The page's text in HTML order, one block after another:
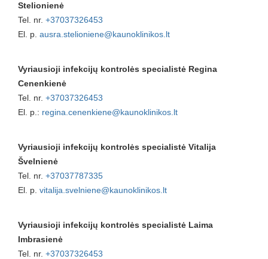
Stelionienė
Tel. nr. +37037326453
El. p. ausra.stelioniene@kaunoklinikos.lt
Vyriausioji infekcijų kontrolės specialistė Regina
Cenenkienė
Tel. nr. +37037326453
El. p.: regina.cenenkiene@kaunoklinikos.lt
Vyriausioji infekcijų kontrolės specialistė Vitalija
Švelnienė
Tel. nr. +37037787335
El. p. vitalija.svelniene@kaunoklinikos.lt
Vyriausioji infekcijų kontrolės specialistė Laima
Imbrasienė
Tel. nr. +37037326453